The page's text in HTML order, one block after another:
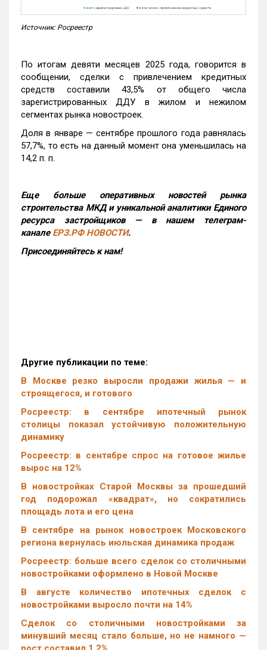
Источник: Росреестр
По итогам девяти месяцев 2025 года, говорится в
сообщении, сделки с привлечением кредитных
средств составили 43,5% от общего числа
зарегистрированных ДДУ в жилом и нежилом
сегментах рынка новостроек.
Доля в январе — сентябре прошлого года равнялась
57,7%, то есть на данный момент она уменьшилась на
14,2 п. п.
Еще больше оперативных новостей рынка
строительства МКД и уникальной аналитики Единого
ресурса застройщиков — в нашем телеграм-
канале ЕРЗ.РФ НОВОСТИ.
Присоединяйтесь к нам!
Другие публикации по теме:
В Москве резко выросли продажи жилья — и
строящегося, и готового
Росреестр: в сентябре ипотечный рынок
столицы показал устойчивую положительную
динамику
Росреестр: в сентябре спрос на готовое жилье
вырос на 12%
В новостройках Старой Москвы за прошедший
год подорожал «квадрат», но сократились
площадь лота и его цена
В сентябре на рынок новостроек Московского
региона вернулась июльская динамика продаж
Росреестр: больше всего сделок со столичными
новостройками оформлено в Новой Москве
В августе количество ипотечных сделок с
новостройками выросло почти на 14%
Cделок со столичными новостройками за
минувший месяц стало больше, но не намного —